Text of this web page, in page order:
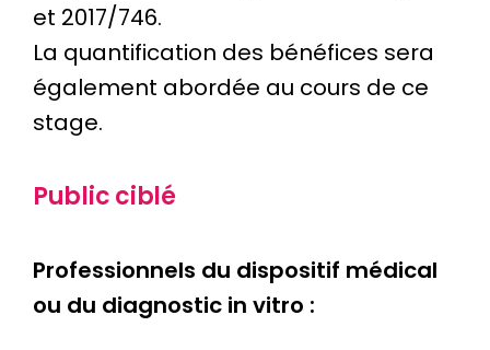
et 2017/746.
La quantification des bénéfices sera
également abordée au cours de ce
stage.
Public ciblé
Professionnels du dispositif médical
ou du diagnostic in vitro :